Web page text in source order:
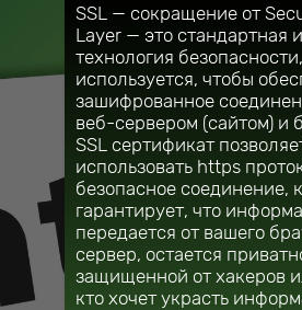
SSL — сокращение от
Layer — это стандартная
технология
используется, чтобы
зашифрованное
веб-сервером (сайтом) и
SSL сертификат
использовать https
безопасное соединение,
гарантирует, что
передается от вашего
сервер, остается
защищенной от хакеров
кто хочет украсть